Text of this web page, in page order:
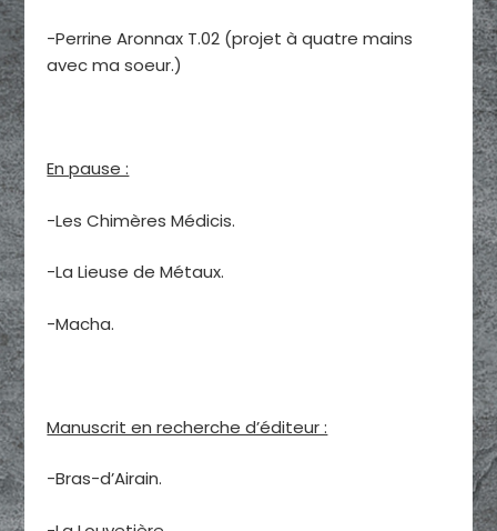
-Perrine Aronnax T.02 (projet à quatre mains
avec ma soeur.)
En pause :
-Les Chimères Médicis.
-La Lieuse de Métaux.
-Macha.
Manuscrit en recherche d’éditeur :
-Bras-d’Airain.